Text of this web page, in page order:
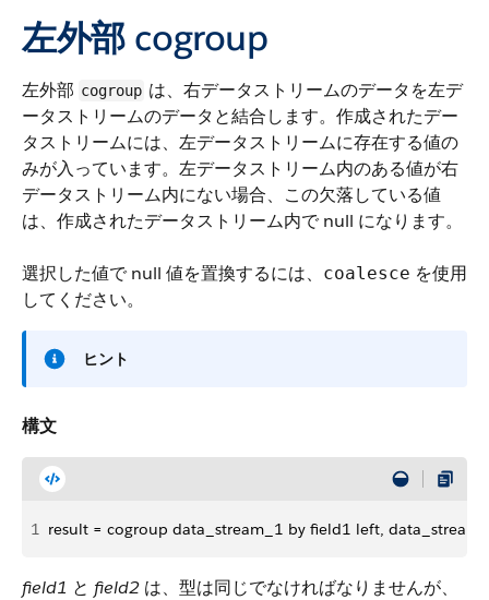
左外部 cogroup
左外部 cogroup は、右データストリームのデータを左デ
ータストリームのデータと結合します。作成されたデー
タストリームには、左データストリームに存在する値の
みが入っています。左データストリーム内のある値が右
データストリーム内にない場合、この欠落している値
は、作成されたデータストリーム内で null になります。
選択した値で null 値を置換するには、 coalesce を使用
してください。
ヒント
構文
1 result = cogroup data_stream_1 by field1 left,
field1 と field2 は、型は同じでなければなりませんが、